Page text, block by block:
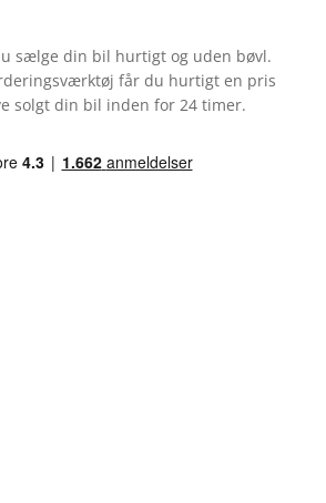
sælge din bil hurtigt og uden bøvl.
får du hurtigt en pris
solgt din bil inden for 24 timer.